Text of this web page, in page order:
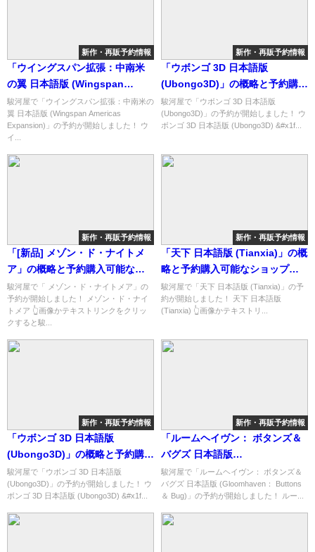
新作・再販予約情報
「ウイングスパン拡張：中南米
の翼 日本語版 (Wingspan
Americas Expansion)」の概略
と予約購入可能なショップ紹
介！
駿河屋で「ウイングスパン拡張：中南米の
翼 日本語版 (Wingspan Americas
Expansion)」の予約が開始しました！ ウ
イ...
新作・再販予約情報
「ウボンゴ 3D 日本語版
(Ubongo3D)」の概略と予約購入
可能なショップ紹介！
駿河屋で「ウボンゴ 3D 日本語版
(Ubongo3D)」の予約が開始しました！ ウ
ボンゴ 3D 日本語版 (Ubongo3D) &#x1f...
新作・再販予約情報
「[新品] メゾン・ド・ナイトメ
ア」の概略と予約購入可能なシ
ョップ紹介！
駿河屋で「 メゾン・ド・ナイトメア」の
予約が開始しました！ メゾン・ド・ナイ
トメア 👆画像かテキストリンクをクリッ
クすると駿...
新作・再販予約情報
「天下 日本語版 (Tianxia)」の概
略と予約購入可能なショップ紹
介！
駿河屋で「天下 日本語版 (Tianxia)」の予
約が開始しました！ 天下 日本語版
(Tianxia) 👆画像かテキストリ...
新作・再販予約情報
「ウボンゴ 3D 日本語版
(Ubongo3D)」の概略と予約購入
可能なショップ紹介！
駿河屋で「ウボンゴ 3D 日本語版
(Ubongo3D)」の予約が開始しました！ ウ
ボンゴ 3D 日本語版 (Ubongo3D) &#x1f...
新作・再販予約情報
「ルームヘイヴン： ボタンズ＆
バグズ 日本語版
(Gloomhaven： Buttons ＆
Bug)」の概略と予約購入可能な
ショップ紹介！
駿河屋で「ルームヘイヴン： ボタンズ＆
バグズ 日本語版 (Gloomhaven： Buttons
＆ Bug)」の予約が開始しました！ ルー...